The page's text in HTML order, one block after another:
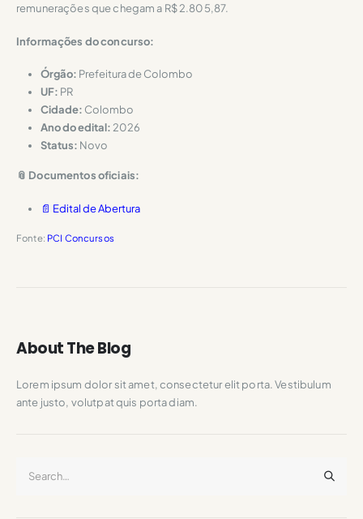
remunerações que chegam a R$ 2.805,87.
Informações do concurso:
Órgão: Prefeitura de Colombo
UF: PR
Cidade: Colombo
Ano do edital: 2026
Status: Novo
📎 Documentos oficiais:
📄 Edital de Abertura
Fonte: PCI Concursos
About The Blog
Lorem ipsum dolor sit amet, consectetur elit porta. Vestibulum
ante justo, volutpat quis porta diam.